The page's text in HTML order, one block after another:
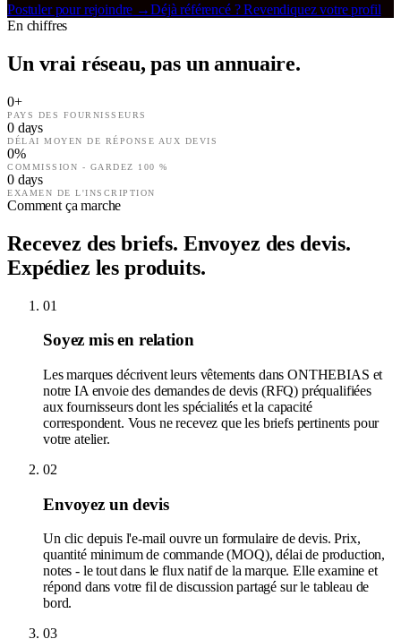
Postuler pour rejoindre →Déjà référencé ? Revendiquez votre profil
En chiffres
Un vrai réseau, pas un annuaire.
0+
PAYS DES FOURNISSEURS
0days
DÉLAI MOYEN DE RÉPONSE AUX DEVIS
0%
COMMISSION - GARDEZ 100 %
0days
EXAMEN DE L'INSCRIPTION
Comment ça marche
Recevez des briefs. Envoyez des devis.
Expédiez les produits.
01
Soyez mis en relation
Les marques décrivent leurs vêtements dans ONTHEBIAS et
notre IA envoie des demandes de devis (RFQ) préqualifiées
aux fournisseurs dont les spécialités et la capacité
correspondent. Vous ne recevez que les briefs pertinents pour
votre atelier.
02
Envoyez un devis
Un clic depuis l'e-mail ouvre un formulaire de devis. Prix,
quantité minimum de commande (MOQ), délai de production,
notes - le tout dans le flux natif de la marque. Elle examine et
répond dans votre fil de discussion partagé sur le tableau de
bord.
03